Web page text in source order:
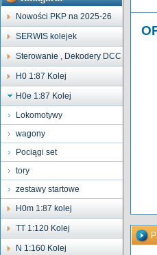
Nowości PKP na 2025-26
SERWIS kolejek
Sterowanie , Dekodery DCC
H0 1:87 Kolej
H0e 1:87 Kolej
Lokomotywy
wagony
Pociągi set
tory
zestawy startowe
H0m 1:87 kolej
TT 1:120 Kolej
N 1:160 Kolej